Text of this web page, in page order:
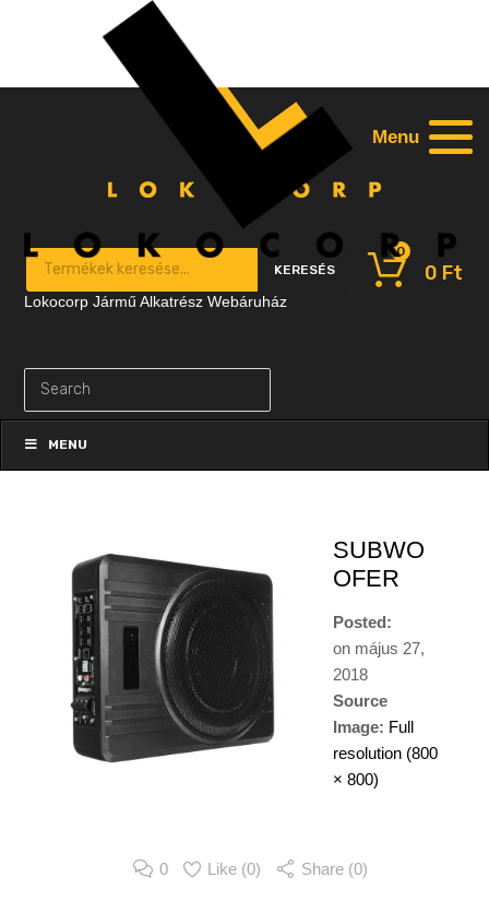
Products search
KERESÉS 0 Ft
0
to
contentMENU
SUBWO
OFER
Posted:
on május 27,
2018
Source
Image: Full
resolution (800
× 800)
0 Like (0) Share (0)
Lokocorp Jármű Alkatrész Webáruház
Menu